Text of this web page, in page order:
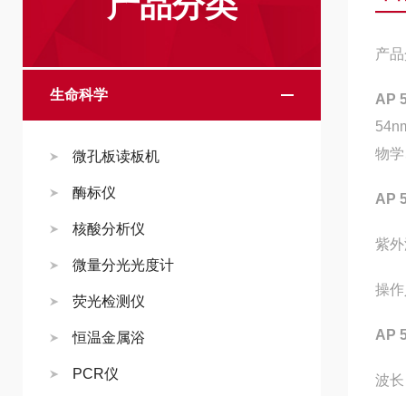
生命科学
微孔板读板机
酶标仪
核酸分析仪
微量分光光度计
荧光检测仪
恒温金属浴
PCR仪
产
AP
物
AP
紫
操
AP
波